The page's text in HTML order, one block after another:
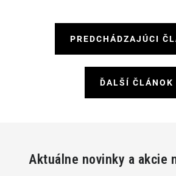
PREDCHÁDZAJÚCI
ĎALŠÍ ČLÁNOK
Aktuálne novinky a akcie